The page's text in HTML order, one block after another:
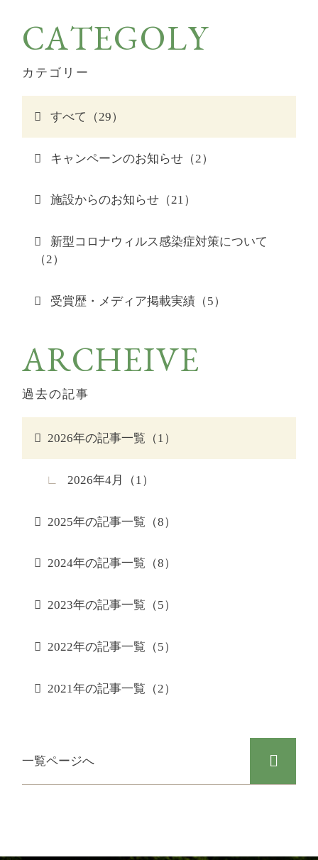
CATEGOLY
カテゴリー
すべて（29）
キャンペーンのお知らせ（2）
施設からのお知らせ（21）
新型コロナウィルス感染症対策について
（2）
受賞歴・メディア掲載実績（5）
ARCHEIVE
過去の記事
2026年の記事一覧（1）
2026年4月（1）
2025年の記事一覧（8）
2024年の記事一覧（8）
2023年の記事一覧（5）
2022年の記事一覧（5）
2021年の記事一覧（2）
一覧ページへ
D+KIRISHIMA 公式サイト